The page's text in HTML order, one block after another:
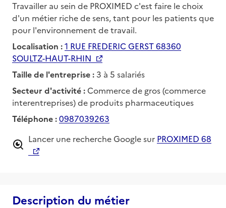
Travailler au sein de PROXIMED c'est faire le choix
d'un métier riche de sens, tant pour les patients que
pour l'environnement de travail.
Localisation :1 RUE FREDERIC GERST 68360
SOULTZ-HAUT-RHIN
Taille de l'entreprise : 3 à 5 salariés
Secteur d'activité : Commerce de gros (commerce
interentreprises) de produits pharmaceutiques
Téléphone :0987039263
Lancer une recherche Google sur PROXIMED 68
Description du métier